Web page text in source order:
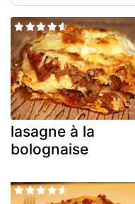
lasagne à la
bolognaise